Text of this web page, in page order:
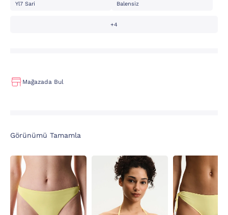
Yl7 Sari
Balensiz
+4
Mağazada Bul
Görünümü Tamamla